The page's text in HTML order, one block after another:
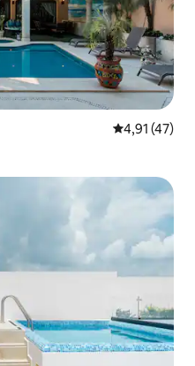
4,91 ud af 5
4,91 (47)